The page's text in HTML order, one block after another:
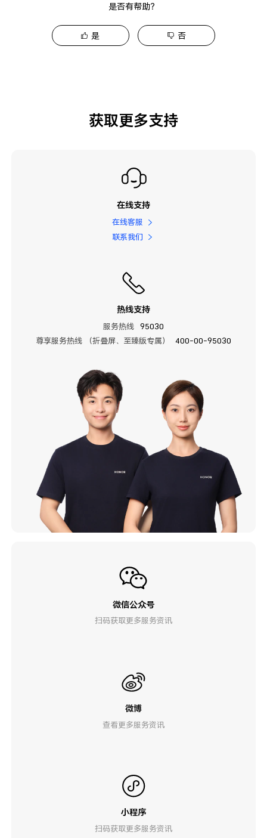
是否有帮助？
是 否
获取更多支持
在线支持
在线客服
联系我们
热线支持
服务热线
95030
尊享服务热线 （折叠屏、至臻版专属）
400-00-95030
微信公众号
扫码获取更多服务资讯
微博
查看更多服务资讯
小程序
扫码获取更多服务资讯